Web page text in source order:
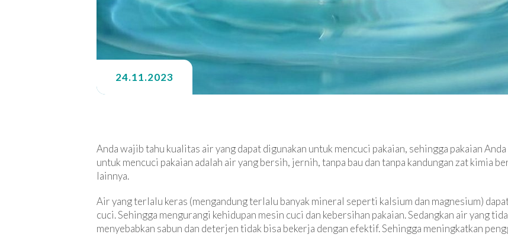
24.11.2023
Anda wajib tahu kualitas air yang dapat digunakan untuk mencuci pakaian, sehingga pakaian
untuk mencuci pakaian adalah air yang bersih, jernih, tanpa bau dan tanpa kandungan zat kimia
lainnya.
Air yang terlalu keras (mengandung terlalu banyak mineral seperti kalsium dan magnesium)
cuci. Sehingga mengurangi kehidupan mesin cuci dan kebersihan pakaian. Sedangkan air yang
menyebabkan sabun dan deterjen tidak bisa bekerja dengan efektif. Sehingga meningkatkan